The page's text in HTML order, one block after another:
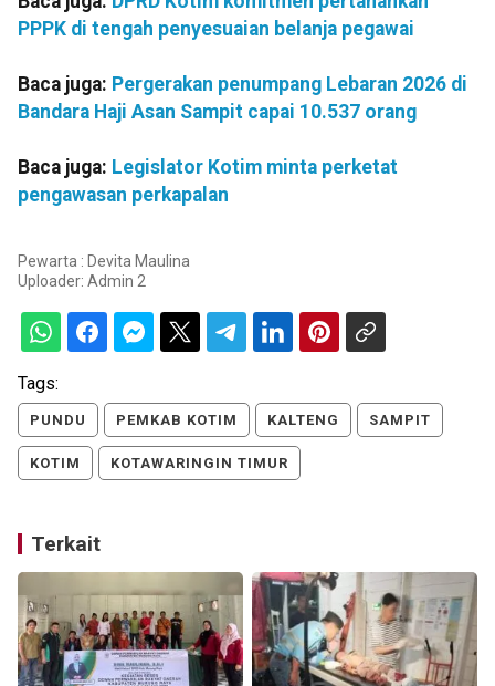
PPPK di tengah penyesuaian belanja pegawai
Baca juga: Pergerakan penumpang Lebaran 2026 di
Bandara Haji Asan Sampit capai 10.537 orang
Baca juga: Legislator Kotim minta perketat
pengawasan perkapalan
Pewarta : Devita Maulina
Uploader: Admin 2
Tags:
PUNDU PEMKAB KOTIM KALTENG SAMPIT
KOTIM KOTAWARINGIN TIMUR
Terkait